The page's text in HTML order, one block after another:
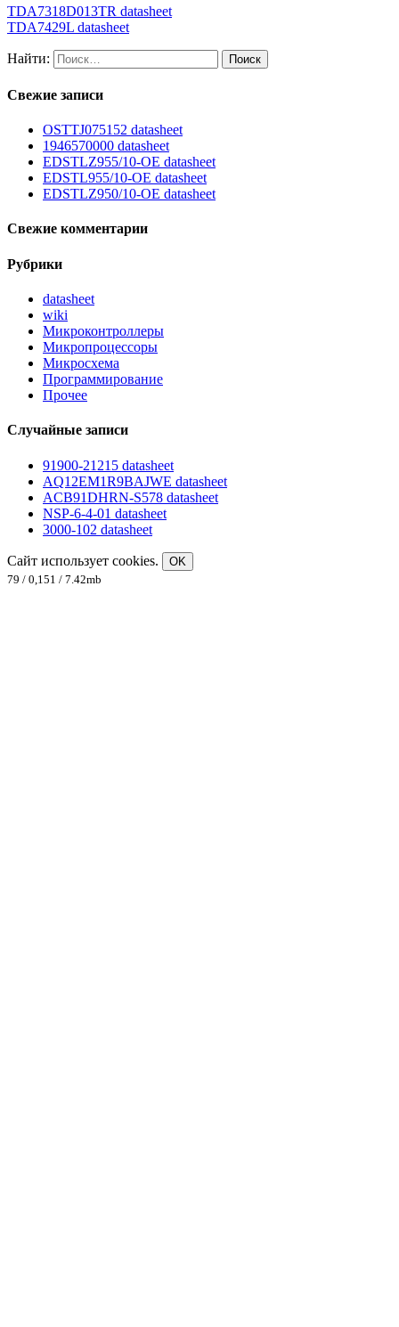
TDA7318D013TR datasheet
TDA7429L datasheet
Найти:
Свежие записи
OSTTJ075152 datasheet
1946570000 datasheet
EDSTLZ955/10-OE datasheet
EDSTL955/10-OE datasheet
EDSTLZ950/10-OE datasheet
Свежие комментарии
Рубрики
datasheet
wiki
Микроконтроллеры
Микропроцессоры
Микросхема
Программирование
Прочее
Случайные записи
91900-21215 datasheet
AQ12EM1R9BAJWE datasheet
ACB91DHRN-S578 datasheet
NSP-6-4-01 datasheet
3000-102 datasheet
Сайт использует cookies.
OK
79 / 0,151 / 7.42mb